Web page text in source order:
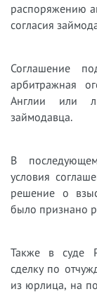
распоряжению
согласия
Соглашение
арбитражная
Англии или
займодавца.
В
условия
решение о
было признано
Также в суде
сделку по
из юрлица, на